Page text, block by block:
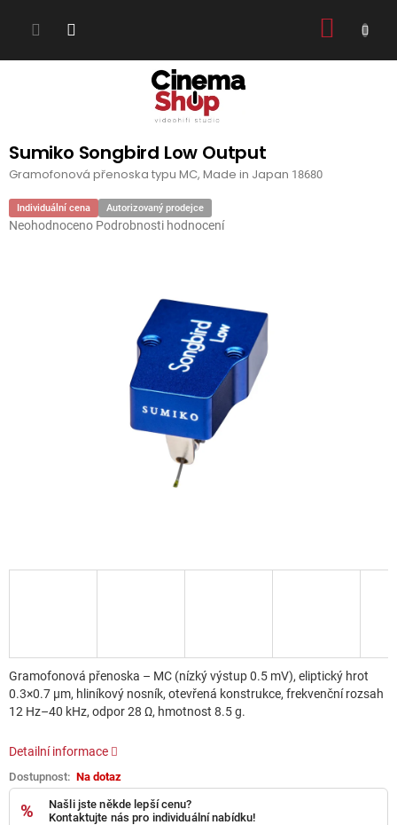
Sumiko Songbird Low Output
Gramofonová přenoska typu MC, Made in Japan 18680
Individuální cena Autorizovaný prodejce
Průměrné
Neohodnoceno Podrobnosti hodnocení
Našli jste někde lepší cenu?
Kontaktujte nás pro individuální nabídku!
Na dotaz
Gramofonová přenoska – MC (nízký výstup 0.5 mV), eliptický hrot
0.3×0.7 µm, hliníkový nosník, otevřená konstrukce, frekvenční rozsah
12 Hz–40 kHz, odpor 28 Ω, hmotnost 8.5 g.
Detailní informace